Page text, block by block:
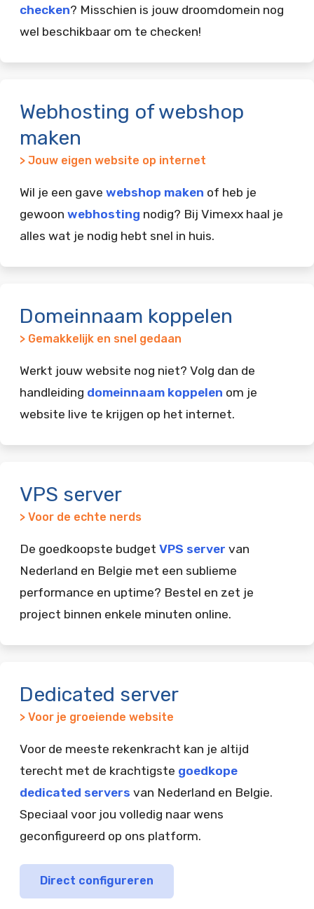
checken? Misschien is jouw droomdomein nog
wel beschikbaar om te checken!
Webhosting of webshop
maken
> Jouw eigen website op internet
Wil je een gave webshop maken of heb je
gewoon webhosting nodig? Bij Vimexx haal je
alles wat je nodig hebt snel in huis.
Domeinnaam koppelen
> Gemakkelijk en snel gedaan
Werkt jouw website nog niet? Volg dan de
handleiding domeinnaam koppelen om je
website live te krijgen op het internet.
VPS server
> Voor de echte nerds
De goedkoopste budget VPS server van
Nederland en Belgie met een sublieme
performance en uptime? Bestel en zet je
project binnen enkele minuten online.
Dedicated server
> Voor je groeiende website
Voor de meeste rekenkracht kan je altijd
terecht met de krachtigste goedkope
dedicated servers van Nederland en Belgie.
Speciaal voor jou volledig naar wens
geconfigureerd op ons platform.
Direct configureren